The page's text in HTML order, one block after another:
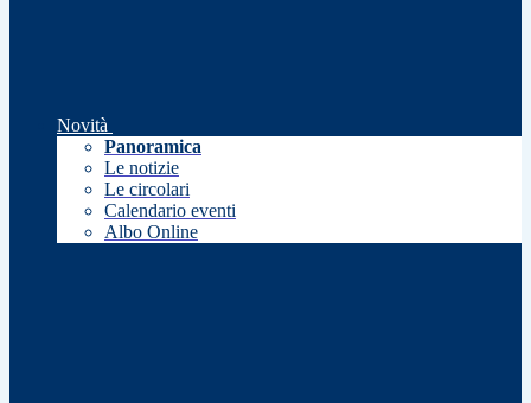
Novità
Panoramica
Le notizie
Le circolari
Calendario eventi
Albo Online